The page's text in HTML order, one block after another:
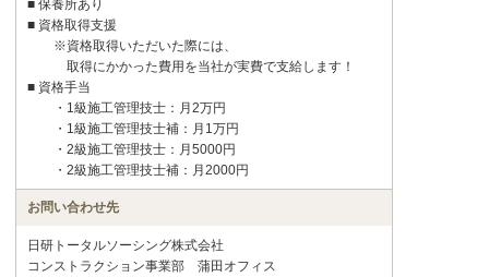
■ 保養所あり
■ 資格取得支援
※資格取得いただいた際には、
取得にかかった費用を当社が実費で支給します！
■ 資格手当
・1級施工管理技士：月2万円
・1級施工管理技士補：月1万円
・2級施工管理技士：月5000円
・2級施工管理技士補：月2000円
お問い合わせ先
日研トータルソーシング株式会社
コンストラクション事業部 蒲田オフィス